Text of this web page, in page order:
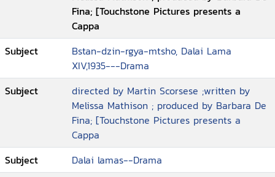
และ.ก่อนออกฉาย เป็นการเล่าที่มาขององค์ดา
ไลลามะที่ 14.(องค์ปัจจุบัน).ที่ต้องผ่านการตรวจ
สอบหลายขั้นตอน เพื่อให้แน่ใจว่าเด็กคนนั้นคือเอง
ค์ดาไลลามะที่ 13 จุติกลับมาเกิด ตลอดจนการ
ดำเนินชีวิตของพระองค์ และ.เหตุที่ท่านต้องลี้ภัย
ไปพำนักอาศัยที่ธรรมศาลา ประเทศอินเดีย จนถึง
ปัจจุบัน
Fina; [Touchstone Pictures presents a
Cappa
Subject
Bstan-dzin-rgya-mtsho, Dalai Lama
XIV,1935---Drama
Subject
directed by Martin Scorsese ;written by
Melissa Mathison ; produced by Barbara De
Fina; [Touchstone Pictures presents a
Cappa
Subject
Dalai lamas--Drama